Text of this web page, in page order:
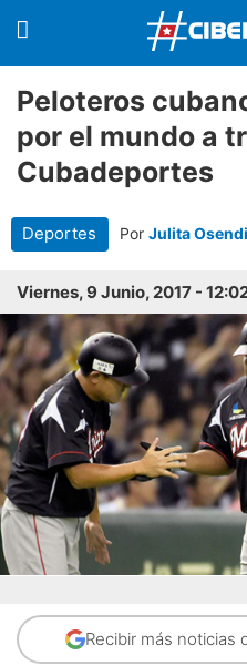
Peloteros
por el mundo a
Cubadeportes
Deportes Por Julita Osendi
Viernes, 9 Junio, 2017 -
Recibir más noticias